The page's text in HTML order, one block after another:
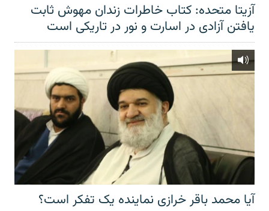
آزیتا متحده: کتاب خاطرات زندان مهوش ثابت
یافتن آزادی در اسارت و نور در تاریکی است
آیا محمد باقر خرازی نماینده یک تفکر است؟